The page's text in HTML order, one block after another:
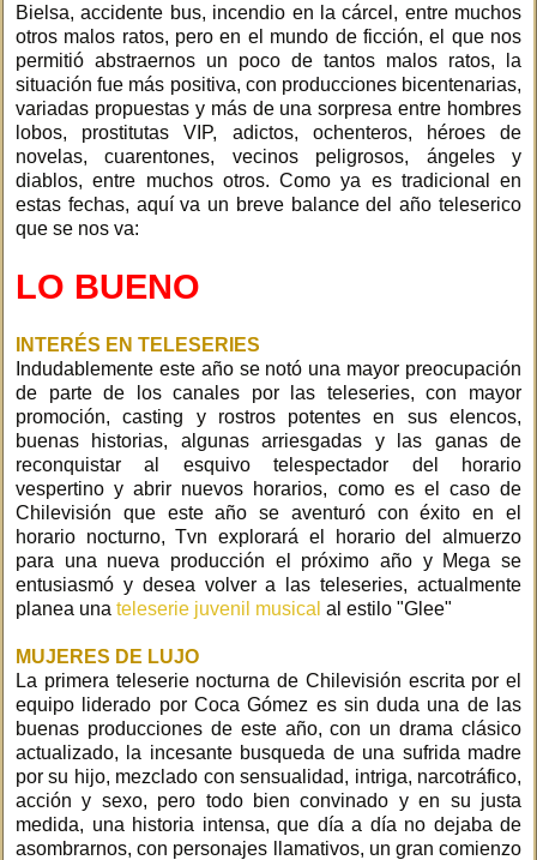
Bielsa, accidente bus, incendio en la cárcel, entre muchos
otros malos ratos, pero en el mundo de ficción, el que nos
permitió abstraernos un poco de tantos malos ratos, la
situación fue más positiva, con producciones bicentenarias,
variadas propuestas y más de una sorpresa entre hombres
lobos, prostitutas VIP, adictos, ochenteros, héroes de
novelas, cuarentones, vecinos peligrosos, ángeles y
diablos, entre muchos otros. Como ya es tradicional en
estas fechas, aquí va un breve balance del año teleserico
que se nos va:
LO BUENO
INTERÉS EN TELESERIES
Indudablemente este año se notó una mayor preocupación
de parte de los canales por las teleseries, con mayor
promoción, casting y rostros potentes en sus elencos,
buenas historias, algunas arriesgadas y las ganas de
reconquistar al esquivo telespectador del horario
vespertino y abrir nuevos horarios, como es el caso de
Chilevisión que este año se aventuró con éxito en el
horario nocturno, Tvn explorará el horario del almuerzo
para una nueva producción el próximo año y Mega se
entusiasmó y desea volver a las teleseries, actualmente
planea una teleserie juvenil musical al estilo "Glee"
MUJERES DE LUJO
La primera teleserie nocturna de Chilevisión escrita por el
equipo liderado por Coca Gómez es sin duda una de las
buenas producciones de este año, con un drama clásico
actualizado, la incesante busqueda de una sufrida madre
por su hijo, mezclado con sensualidad, intriga, narcotráfico,
acción y sexo, pero todo bien convinado y en su justa
medida, una historia intensa, que día a día no dejaba de
asombrarnos, con personajes llamativos, un gran comienzo